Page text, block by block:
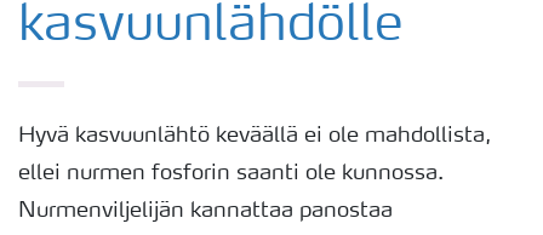
kasvuunlähdölle
Hyvä kasvuunlähtö keväällä ei ole mahdollista,
ellei nurmen fosforin saanti ole kunnossa.
Nurmenviljelijän kannattaa panostaa